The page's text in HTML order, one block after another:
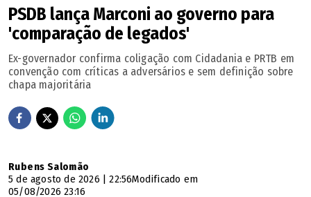
PSDB lança Marconi ao governo para
'comparação de legados'
Ex-governador confirma coligação com Cidadania e PRTB em
convenção com críticas a adversários e sem definição sobre
chapa majoritária
Rubens Salomão
5 de agosto de 2026 | 22:56Modificado em
05/08/2026 23:16